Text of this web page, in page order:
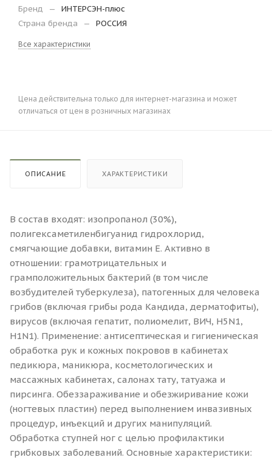
Бренд
—
ИНТЕРСЭН-плюс
Страна бренда
— РОССИЯ
Все характеристики
Цена действительна только для интернет-магазина и может
отличаться от цен в розничных магазинах
ОПИСАНИЕ ХАРАКТЕРИСТИКИ
В состав входят: изопропанол (30%),
полигексаметиленбигуанид гидрохлорид,
смягчающие добавки, витамин Е. Активно в
отношении: грамотрицательных и
грамположительных бактерий (в том числе
возбудителей туберкулеза), патогенных для человека
грибов (включая грибы рода Кандида, дерматофиты),
вирусов (включая гепатит, полиомелит, ВИЧ, H5N1,
H1N1). Применение: антисептическая и гигиеническая
обработка рук и кожных покровов в кабинетах
педикюра, маникюра, косметологических и
массажных кабинетах, салонах тату, татуажа и
пирсинга. Обеззараживание и обезжиривание кожи
(ногтевых пластин) перед выполнением инвазивных
процедур, инъекций и других манипуляций.
Обработка ступней ног с целью профилактики
грибковых заболеваний. Основные характеристики: